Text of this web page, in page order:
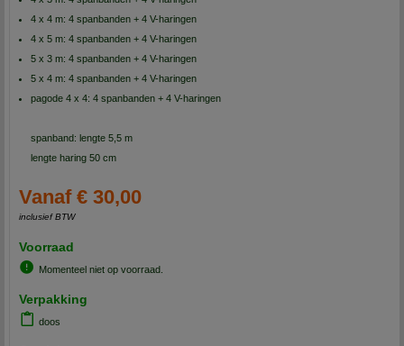
4 x 4 m: 4 spanbanden + 4 V-haringen
4 x 5 m: 4 spanbanden + 4 V-haringen
5 x 3 m: 4 spanbanden + 4 V-haringen
5 x 4 m: 4 spanbanden + 4 V-haringen
pagode 4 x 4: 4 spanbanden + 4 V-haringen
spanband: lengte 5,5 m
lengte haring 50 cm
Vanaf € 30,00
inclusief BTW
Voorraad
Momenteel niet op voorraad.
Verpakking
doos